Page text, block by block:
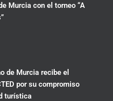
Murcia con el torneo “A
de Murcia recibe el
por su compromiso
turística